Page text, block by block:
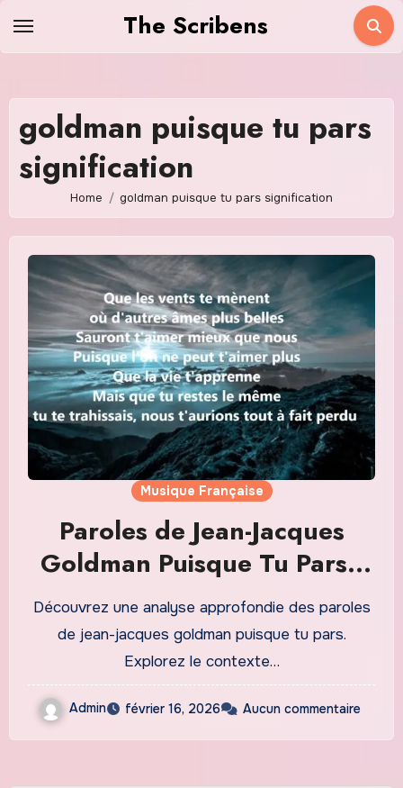
The Scribens
goldman puisque tu pars
signification
Home goldman puisque tu pars signification
Musique Française
Paroles de Jean-Jacques
Goldman Puisque Tu Pars :
Analyse Émotionnelle et
Contexte Culturel
Découvrez une analyse approfondie des paroles
de jean-jacques goldman puisque tu pars.
Explorez le contexte…
Admin février 16, 2026 Aucun commentaire